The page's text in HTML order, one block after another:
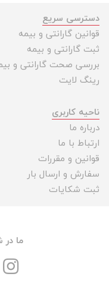
دسترسی سریع
قوانین گارانتی و بیمه
ثبت گارانتی و بیمه
بررسی صحت گارانتی و
رینگ لایت
ناحیه کاربری
درباره ما
ارتباط با ما
قوانین و مقررات
سفارش و ارسال بار
ثبت شکایات
ما